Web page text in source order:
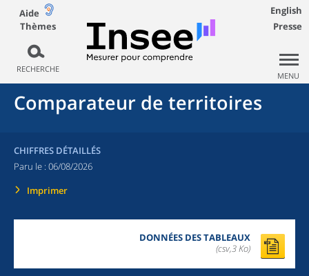
Aide
Thèmes
RECHERCHE
English
Presse
MENU
Comparateur de territoires
CHIFFRES DÉTAILLÉS
Paru le : 06/08/2026
Imprimer
DONNÉES DES TABLEAUX
(csv,3 Ko)